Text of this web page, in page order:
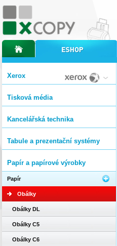
Xerox
Tisková média
Kancelářská technika
Tabule a prezentační systémy
Papír a papírové výrobky
Papír
Obálky
Obálky DL
Obálky C5
Obálky C6
úvodní stránka xcopyinternetový obchod xcopy